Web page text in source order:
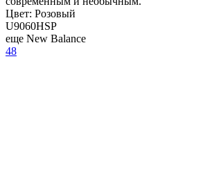
Цвет: Розовый
U9060HSP
еще New Balance
48